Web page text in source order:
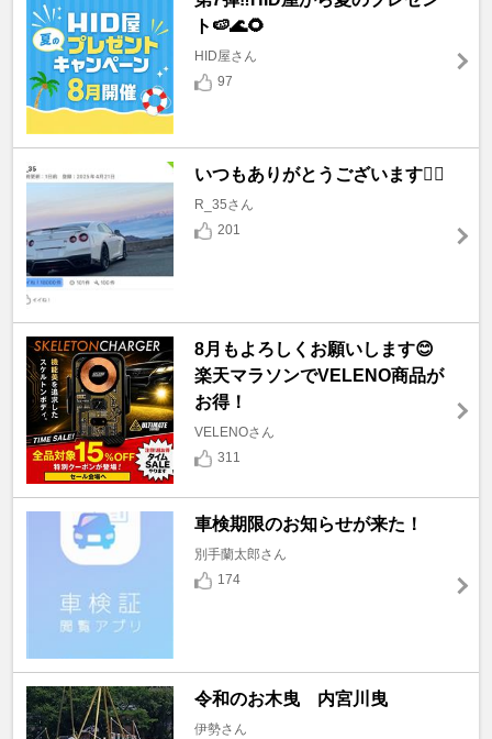
ト🍉🌊🌻
HID屋さん
97
いつもありがとうございます🙇‍♂️
R_35さん
201
8月もよろしくお願いします😊
楽天マラソンでVELENO商品が
お得！
VELENOさん
311
車検期限のお知らせが来た！
別手蘭太郎さん
174
令和のお木曳 内宮川曳
伊勢さん